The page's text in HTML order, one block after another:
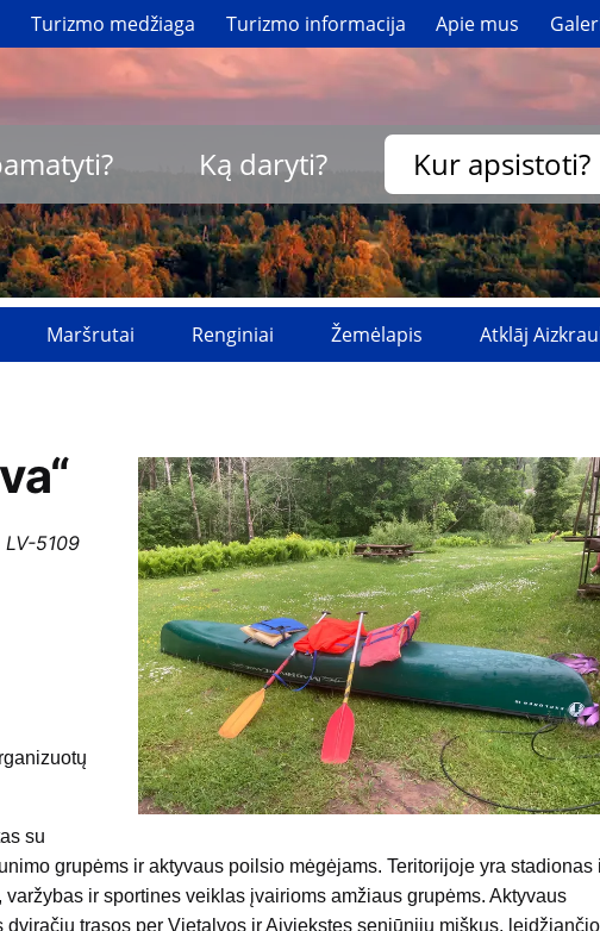
Turizmo medžiaga Turizmo informacija Apie mus
Ką daryti? Kur apsistoti?
Maršrutai Renginiai Žemėlapis Atklāj
5109
su
grupėms ir aktyvaus poilsio mėgėjams. Teritorijoje yra stadionas
ir sportines veiklas įvairioms amžiaus grupėms. Aktyvaus
trasos per Vietalvos ir Aiviekstes seniūnijų miškus,